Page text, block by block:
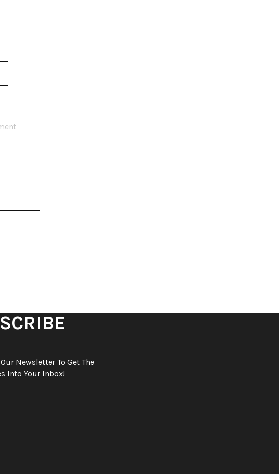
Newsletter To Get The
Into Your Inbox!